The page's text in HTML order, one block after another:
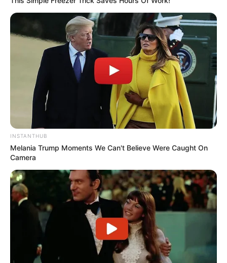
(foto: neprona)
Ratoh Jaroe dimainkan dengan alunan alat musik Rapai yang
berbentuk mirip rebana. Bukan cuma alat musik Rapai yang
menjadi pengiringnya, tapi juga syair-syair bahasa Aceh yang
berisi tentang nasihat atau pesan Islami.
Pelantun syairnya duduk di sebelah kiri atau kanan penari.
Tentang adanya pelantun syair nasihat, di tari Saman pun
demikian.
INSTANTHUB
Melania Trump Moments We Can't Believe Were Caught On
Camera